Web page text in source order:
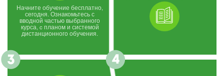
Начните обучение бесплатно,
сегодня. Ознакомьтесь с
вводной частью выбранного
курса, c планом и системой
дистанционного обучения.